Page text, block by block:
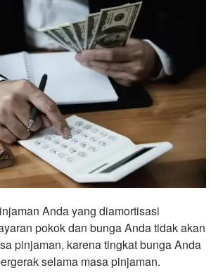
Anda yang diamortisasi
pokok dan bunga Anda tidak akan
pinjaman, karena tingkat bunga Anda
selama masa pinjaman.